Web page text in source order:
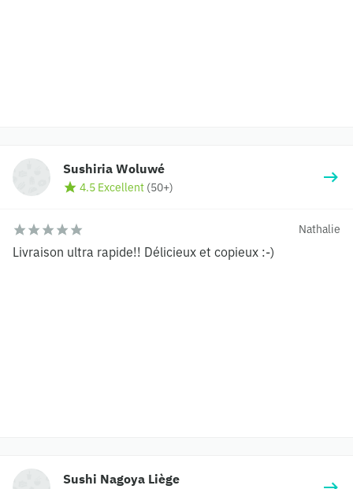
Sushiria Woluwé
4.5 Excellent (50+)
Nathalie
Livraison ultra rapide!! Délicieux et copieux :-)
Sushi Nagoya Liège